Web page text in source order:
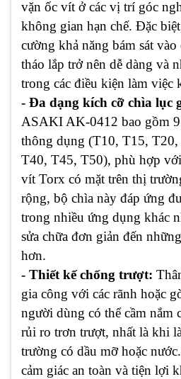
vặn ốc vít ở các vị trí góc
không gian hạn chế. Đặc
cường khả năng bám sát
tháo lắp trở nên dễ dàng và
trong các điều kiện làm việc
- Đa dạng kích cỡ chìa lục
ASAKI AK-0412 bao gồm
thông dụng (T10, T15,
T40, T45, T50), phù hợp
vít Torx có mặt trên thị
rộng, bộ chìa này đáp ứng
trong nhiều ứng dụng khác
sửa chữa đơn giản đến
hơn.
- Thiết kế chống trượt:
gia công với các rãnh hoặc
người dùng có thể cầm nắm
rủi ro trơn trượt, nhất là khi
trường có dầu mỡ hoặc
cảm giác an toàn và tiện lợi